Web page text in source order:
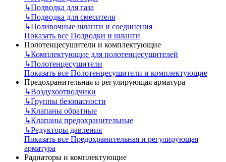
↳Подводка для газа
↳Подводка для смесителя
↳Поливочные шланги и соединения
Показать все Подводки и шланги
Полотенцесушители и комплектующие
↳Комплектующие для полотенцесушителей
↳Полотенцесушители
Показать все Полотенцесушители и комплектующие
Предохранительная и регулирующая арматура
↳Воздухоотводчики
↳Группы безопасности
↳Клапаны обратные
↳Клапаны предохранительные
↳Редукторы давления
Показать все Предохранительная и регулирующая
арматура
Радиаторы и комплектующие